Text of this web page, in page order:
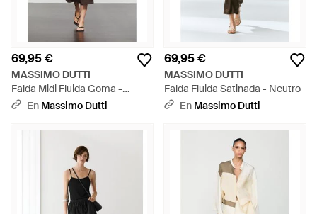
69,95 €
MASSIMO DUTTI
Falda Midi Fluida Goma -
Marrón
En Massimo Dutti
69,95 €
MASSIMO DUTTI
Falda Fluida Satinada - Neutro
En Massimo Dutti